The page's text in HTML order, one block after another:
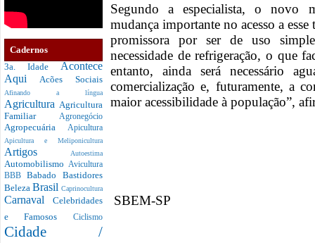
Cadernos
3a. Idade Acontece
Aqui Acões Sociais
Afinando a língua
Agricultura Agricultura
Familiar Agronegócio
Agropecuária Apicultura
Apicultura e Meliponicultura
Artigos Autoestima
Automobilismo Avicultura
BBBBabado Bastidores
Beleza Brasil Caprinocultura
Carnaval Celebridades
e Famosos Ciclismo
Cidade /
Segundo a especialista, o novo
mudança importante no acesso a
promissora por ser de uso
necessidade de refrigeração, o que
entanto, ainda será necessário
comercialização e, futuramente, a
maior acessibilidade à população”,
SBEM-SP